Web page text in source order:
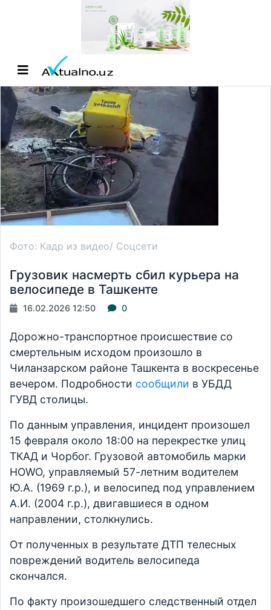
Фото: Кадр из видео/ Соцсети
Грузовик насмерть сбил курьера на
велосипеде в Ташкенте
16.02.2026 12:50 0
Дорожно-транспортное происшествие со
смертельным исходом произошло в
Чиланзарском районе Ташкента в воскресенье
вечером. Подробности сообщили в УБДД
ГУВД столицы.
По данным управления, инцидент произошел
15 февраля около 18:00 на перекрестке улиц
ТКАД и Чорбог. Грузовой автомобиль марки
HOWO, управляемый 57-летним водителем
Ю.А. (1969 г.р.), и велосипед под управлением
А.И. (2004 г.р.), двигавшиеся в одном
направлении, столкнулись.
От полученных в результате ДТП телесных
повреждений водитель велосипеда
скончался.
По факту произошедшего следственный отдел